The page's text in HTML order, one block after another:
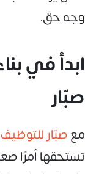
وجه حق.
ابدأ في
صبّار
معصبّار للتوظيف
تستحقها أمرًا